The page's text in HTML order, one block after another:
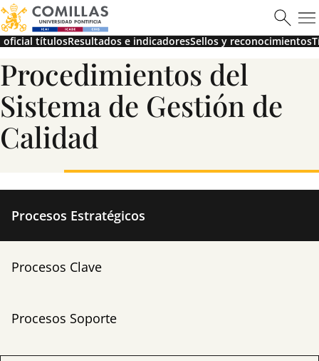
ICAI
Ver más
Máster en Ciberseguridad
oficial títulosResultados e indicadoresSellos y reconocimientos
Procedimientos del
Sistema de Gestión de
Calidad
Procesos Estratégicos
Procesos Clave
Procesos Soporte